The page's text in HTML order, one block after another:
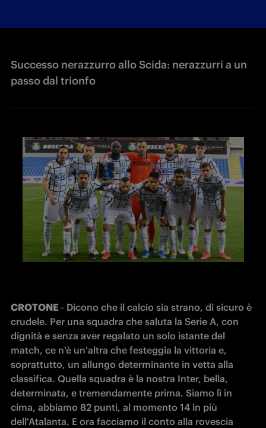
Successo nerazzurro allo Scida: nerazzurri a un
passo dal trionfo
CROTONE - Dicono che il calcio sia strano, di sicuro è
crudele. Per una squadra che saluta la Serie A, con
dignità e senza aver regalato un solo istante del
match, ce n'è un'altra che festeggia la vittoria e,
soprattutto, un allungo determinante in vetta alla
classifica. Quella squadra è la nostra Inter, bella,
determinata, e tremendamente prima. Siamo lì in
cima, abbiamo 82 punti, al momento 14 in più
dell'Atalanta. E ora facciamo il conto alla rovescia